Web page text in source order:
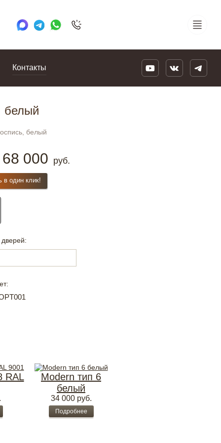
Контакты
белый
белый
68 000 руб.
в один клик!
дверей:
RAL
Modern тип 6
белый
34 000 руб.
Подробнее